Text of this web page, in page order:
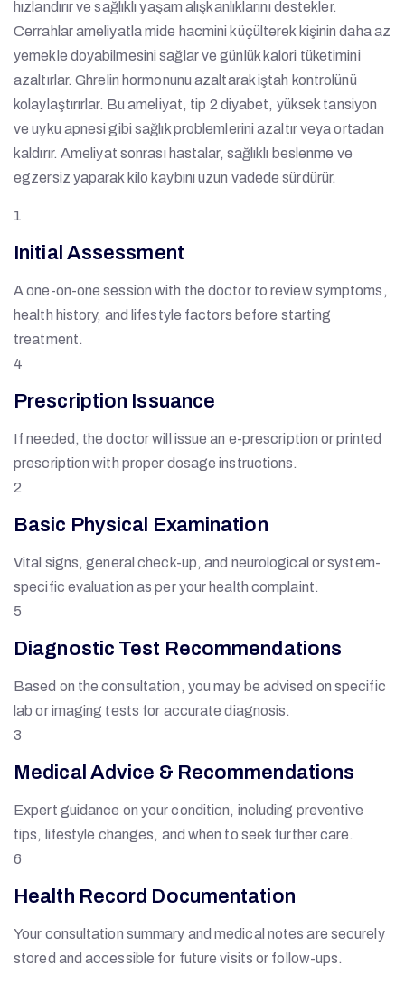
hızlandırır ve sağlıklı yaşam alışkanlıklarını destekler.
Cerrahlar ameliyatla mide hacmini küçülterek kişinin daha az
yemekle doyabilmesini sağlar ve günlük kalori tüketimini
azaltırlar. Ghrelin hormonunu azaltarak iştah kontrolünü
kolaylaştırırlar. Bu ameliyat, tip 2 diyabet, yüksek tansiyon
ve uyku apnesi gibi sağlık problemlerini azaltır veya ortadan
kaldırır. Ameliyat sonrası hastalar, sağlıklı beslenme ve
egzersiz yaparak kilo kaybını uzun vadede sürdürür.
1
Initial Assessment
A one-on-one session with the doctor to review symptoms,
health history, and lifestyle factors before starting
treatment.
4
Prescription Issuance
If needed, the doctor will issue an e-prescription or printed
prescription with proper dosage instructions.
2
Basic Physical Examination
Vital signs, general check-up, and neurological or system-
specific evaluation as per your health complaint.
5
Diagnostic Test Recommendations
Based on the consultation, you may be advised on specific
lab or imaging tests for accurate diagnosis.
3
Medical Advice & Recommendations
Expert guidance on your condition, including preventive
tips, lifestyle changes, and when to seek further care.
6
Health Record Documentation
Your consultation summary and medical notes are securely
stored and accessible for future visits or follow-ups.